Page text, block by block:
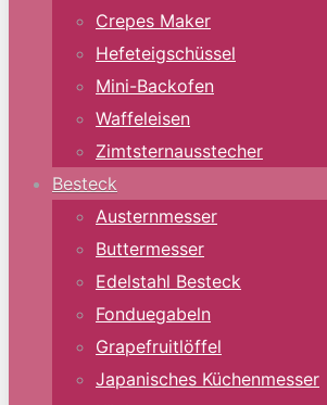
Crepes Maker
Hefeteigschüssel
Mini-Backofen
Waffeleisen
Zimtsternausstecher
Besteck
Austernmesser
Buttermesser
Edelstahl Besteck
Fonduegabeln
Grapefruitlöffel
Japanisches Küchenmesser